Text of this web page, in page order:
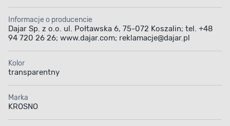
Informacje o producencie
Dajar Sp. z o.o. ul. Połtawska 6, 75-072 Koszalin; tel. +48
94 720 26 26; www.dajar.com; reklamacje@dajar.pl
Kolor
transparentny
Marka
KROSNO